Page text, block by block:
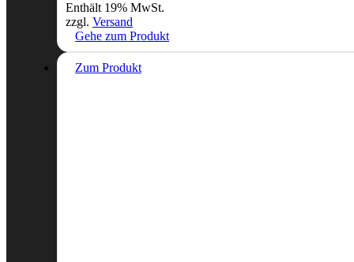
Enthält 19% MwSt.
zzgl. Versand
Gehe zum Produkt
Zum Produkt